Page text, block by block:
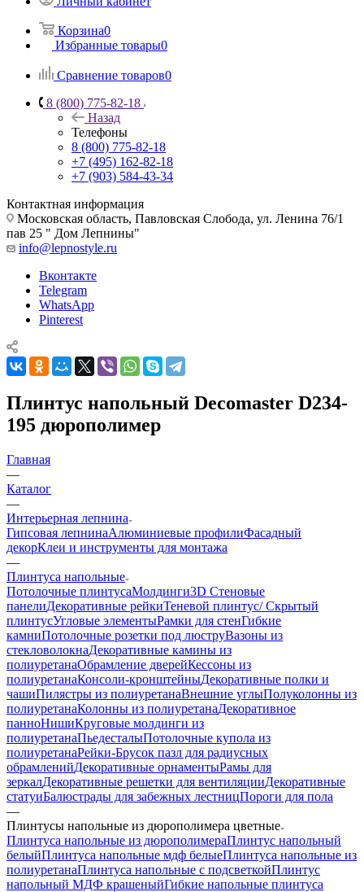
Корзина0
Избранные товары0
Сравнение товаров0
8 (800) 775-82-18
Назад
Телефоны
8 (800) 775-82-18
+7 (495) 162-82-18
+7 (903) 584-43-34
Контактная информация
Московская область, Павловская Слобода, ул. Ленина 76/1
пав 25 " Дом Лепнины"
info@lepnostyle.ru
Вконтакте
Telegram
WhatsApp
Pinterest
Плинтус напольный Decomaster D234-
195 дюрополимер
Главная
—
Каталог
—
Интерьерная лепнина
Гипсовая лепнинаАлюминиевые профилиФасадный
декорКлеи и инструменты для монтажа
—
Плинтуса напольные
Потолочные плинтусаМолдинги3D Стеновые
панелиДекоративные рейкиТеневой плинтус/ Скрытый
плинтусУгловые элементыРамки для стенГибкие
камниПотолочные розетки под люструВазоны из
стекловолокнаДекоративные камины из
полиуретанаОбрамление дверейКессоны из
полиуретанаКонсоли-кронштейныДекоративные полки и
чашиПилястры из полиуретанаВнешние углыПолуколонны из
полиуретанаКолонны из полиуретанаДекоративное
панноНишиКруговые молдинги из
полиуретанаПьедесталыПотолочные купола из
полиуретанаРейки-Брусок пазл для радиусных
обрамленийДекоративные орнаментыРамы для
зеркалДекоративные решетки для вентиляцииДекоративные
статуиБалюстрады для забежных лестницПороги для пола
—
Плинтусы напольные из дюрополимера цветные
Плинтуса напольные из дюрополимераПлинтус напольный
белыйПлинтуса напольные мдф белыеПлинтуса напольные из
полиуретанаПлинтуса напольные с подсветкойПлинтус
напольный МДФ крашеныйГибкие напольные плинтуса